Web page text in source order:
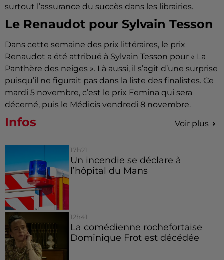
surtout l’assurance du succès dans les librairies.
Le Renaudot pour Sylvain Tesson
Dans cette semaine des prix littéraires, le prix
Renaudot a été attribué à Sylvain Tesson pour « La
Panthère des neiges ». Là aussi, il s’agit d’une surprise
puisqu’il ne figurait pas dans la liste des finalistes. Ce
mardi 5 novembre, c’est le prix Femina qui sera
décerné, puis le Médicis vendredi 8 novembre.
Infos Voir plus
17h21
Un incendie se déclare à
l’hôpital du Mans
12h41
La comédienne rochefortaise
Dominique Frot est décédée